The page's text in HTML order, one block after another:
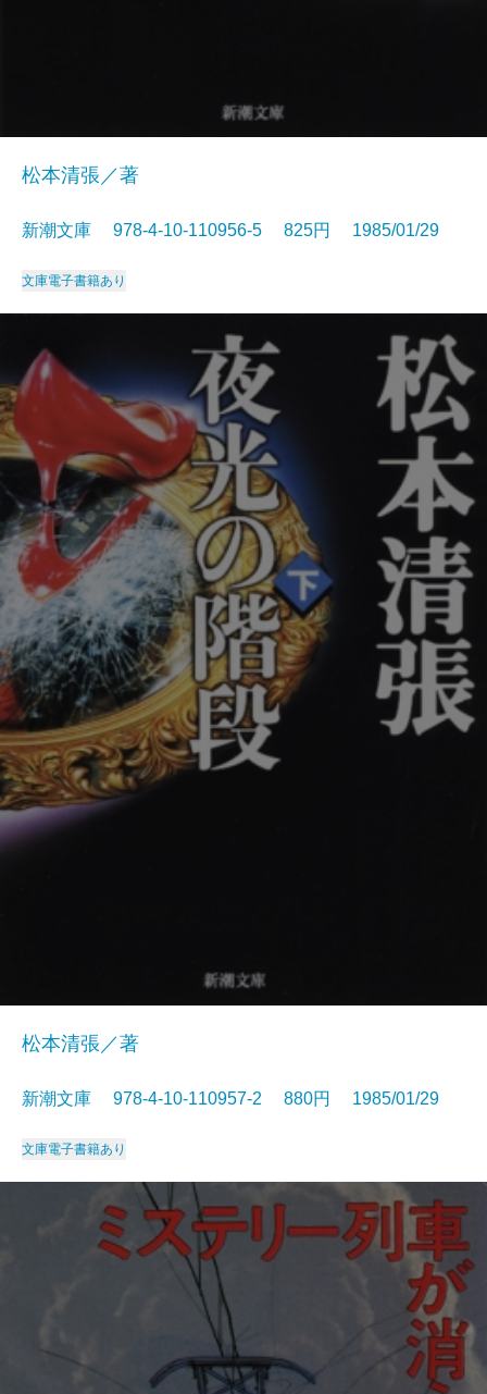
松本清張／著
新潮文庫 978-4-10-110956-5 825円 1985/01/29
文庫電子書籍あり
松本清張／著
新潮文庫 978-4-10-110957-2 880円 1985/01/29
文庫電子書籍あり